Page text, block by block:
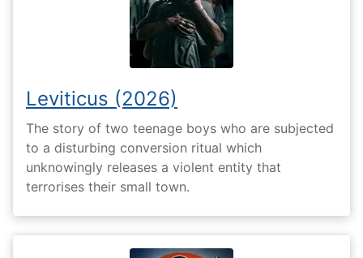
Leviticus (2026)
The story of two teenage boys who are subjected
to a disturbing conversion ritual which
unknowingly releases a violent entity that
terrorises their small town.